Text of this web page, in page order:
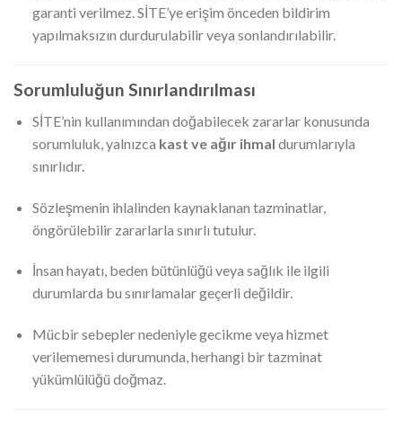
garanti verilmez. SİTE’ye erişim önceden bildirim
yapılmaksızın durdurulabilir veya sonlandırılabilir.
Sorumluluğun Sınırlandırılması
SİTE’nin kullanımından doğabilecek zararlar konusunda
sorumluluk, yalnızca kast ve ağır ihmal durumlarıyla
sınırlıdır.
Sözleşmenin ihlalinden kaynaklanan tazminatlar,
öngörülebilir zararlarla sınırlı tutulur.
İnsan hayatı, beden bütünlüğü veya sağlık ile ilgili
durumlarda bu sınırlamalar geçerli değildir.
Mücbir sebepler nedeniyle gecikme veya hizmet
verilememesi durumunda, herhangi bir tazminat
yükümlülüğü doğmaz.